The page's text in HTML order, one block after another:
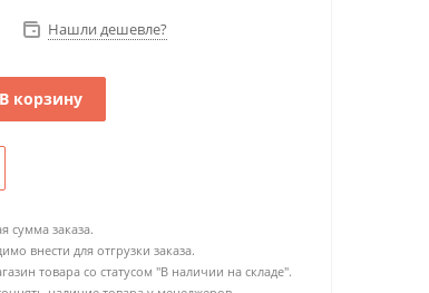
Нашли дешевле?
В корзину
сумма заказа.
внести для отгрузки заказа.
товара со статусом "В наличии на складе".